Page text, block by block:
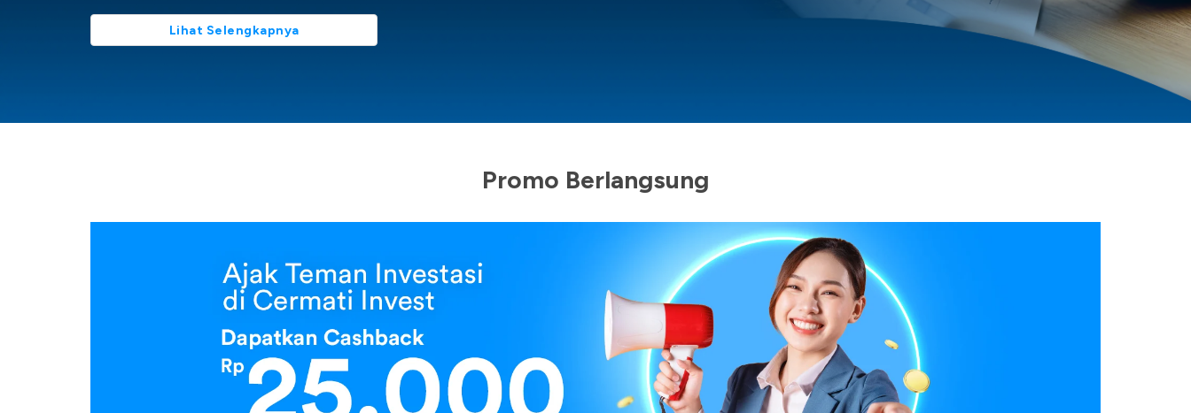
Lihat Selengkapnya
Promo Berlangsung